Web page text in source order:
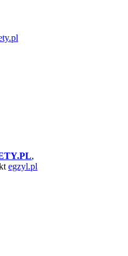
,
egzyl.pl